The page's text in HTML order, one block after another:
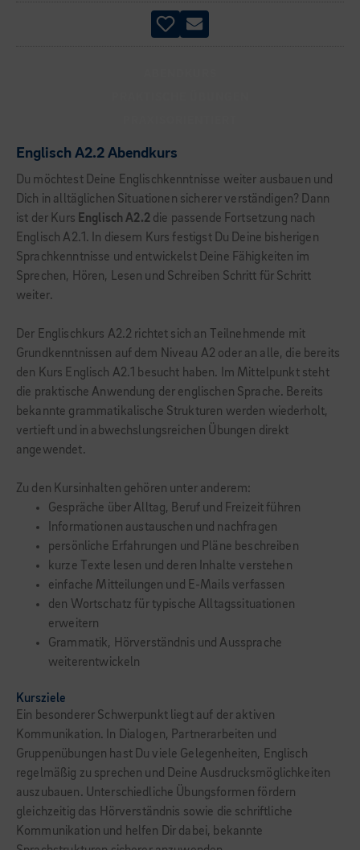
Englisch A2.2 Abendkurs
Du möchtest Deine Englischkenntnisse weiter ausbauen und
Dich in alltäglichen Situationen sicherer verständigen? Dann
ist der Kurs Englisch A2.2die passende Fortsetzung nach
Englisch A2.1. In diesem Kurs festigst Du Deine bisherigen
Sprachkenntnisse und entwickelst Deine Fähigkeiten im
Sprechen, Hören, Lesen und Schreiben Schritt für Schritt
weiter.
Der Englischkurs A2.2 richtet sich an Teilnehmende mit
Grundkenntnissen auf dem Niveau A2 oder an alle, die bereits
den Kurs Englisch A2.1 besucht haben. Im Mittelpunkt steht
die praktische Anwendung der englischen Sprache. Bereits
bekannte grammatikalische Strukturen werden wiederholt,
vertieft und in abwechslungsreichen Übungen direkt
angewendet.
Zu den Kursinhalten gehören unter anderem:
Gespräche über Alltag, Beruf und Freizeit führen
Informationen austauschen und nachfragen
persönliche Erfahrungen und Pläne beschreiben
kurze Texte lesen und deren Inhalte verstehen
einfache Mitteilungen und E-Mails verfassen
den Wortschatz für typische Alltagssituationen
erweitern
Grammatik, Hörverständnis und Aussprache
weiterentwickeln
Kursziele
Ein besonderer Schwerpunkt liegt auf der aktiven
Kommunikation. In Dialogen, Partnerarbeiten und
Gruppenübungen hast Du viele Gelegenheiten, Englisch
regelmäßig zu sprechen und Deine Ausdrucksmöglichkeiten
auszubauen. Unterschiedliche Übungsformen fördern
gleichzeitig das Hörverständnis sowie die schriftliche
Kommunikation und helfen Dir dabei, bekannte